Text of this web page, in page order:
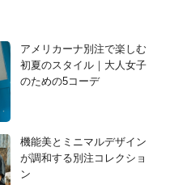
アメリカーナ別注で楽しむ
初夏のスタイル｜大人女子
のための5コーデ
機能美とミニマルデザイン
が調和する別注コレクショ
ン